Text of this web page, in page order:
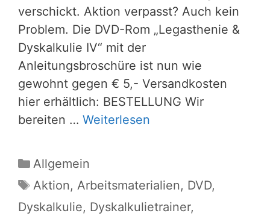
verschickt. Aktion verpasst? Auch kein
Problem. Die DVD-Rom „Legasthenie &
Dyskalkulie IV“ mit der
Anleitungsbroschüre ist nun wie
gewohnt gegen € 5,- Versandkosten
hier erhältlich: BESTELLUNG Wir
bereiten … Weiterlesen
Kategorien
Allgemein
Schlagwörter
Aktion, Arbeitsmaterialien, DVD,
Dyskalkulie, Dyskalkulietrainer,